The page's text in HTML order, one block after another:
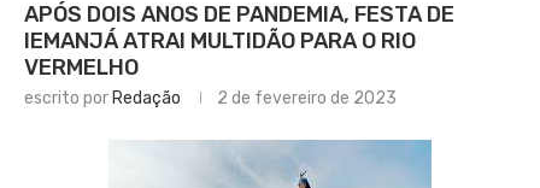
APÓS DOIS ANOS DE PANDEMIA, FESTA DE
IEMANJÁ ATRAI MULTIDÃO PARA O RIO
VERMELHO
escrito por Redação 2 de fevereiro de 2023